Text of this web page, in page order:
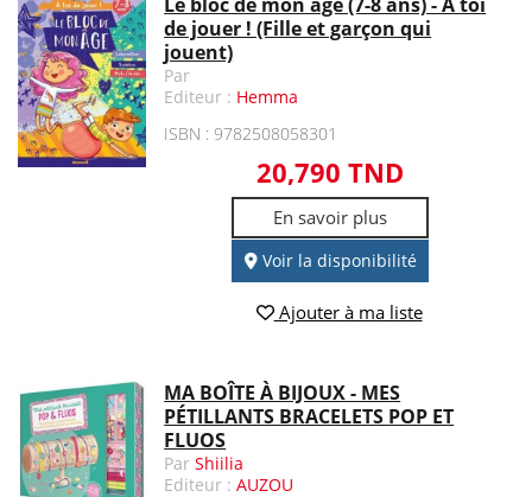
de jouer ! (Fille et garçon qui
jouent)
Par
Editeur : Hemma
ISBN : 9782508058301
20,790 TND
En savoir plus
Voir la disponibilité
Ajouter à ma liste
MA BOÎTE À BIJOUX - MES
PÉTILLANTS BRACELETS POP ET
FLUOS
ParShiilia
Editeur :AUZOU